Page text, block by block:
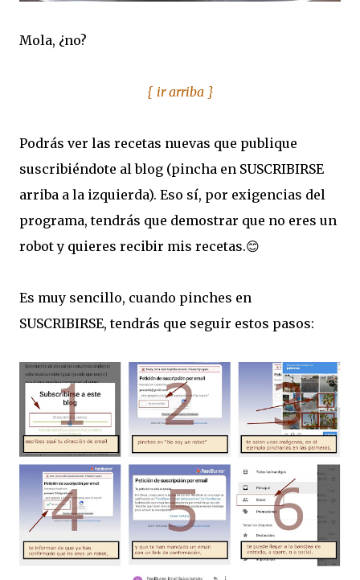
Mola, ¿no?
{ ir arriba }
Podrás ver las recetas nuevas que publique
suscribiéndote al blog (pincha en SUSCRIBIRSE
arriba a la izquierda). Eso sí, por exigencias del
programa, tendrás que demostrar que no eres un
robot y quieres recibir mis recetas.😊
Es muy sencillo, cuando pinches en
SUSCRIBIRSE, tendrás que seguir estos pasos: